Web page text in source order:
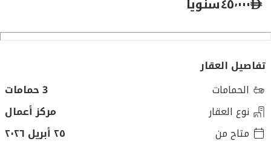
تفاصيل العقار
الحمامات
3 حمامات
نوع العقار
مركز أعمال
متاح من
٢٥ أبريل ٢٠٢٦